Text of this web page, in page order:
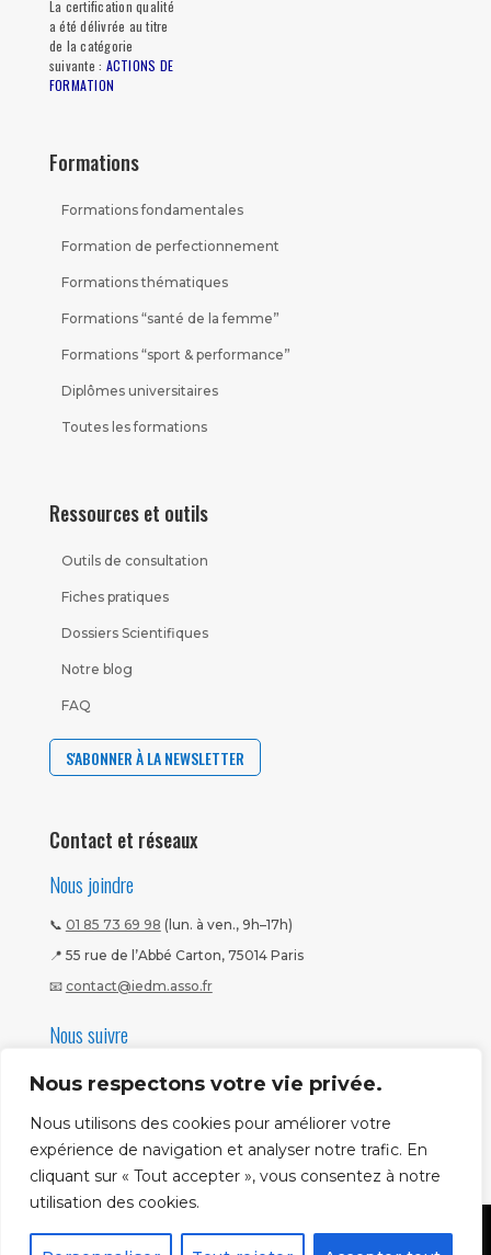
Nous respectons votre vie privée.
Nous utilisons des cookies pour améliorer votre
expérience de navigation et analyser notre trafic. En
cliquant sur « Tout accepter », vous consentez à notre
utilisation des cookies.
La certification qualité
a été délivrée au titre
de la catégorie
suivante : ACTIONS DE
FORMATION
Formations
Formations fondamentales
Formation de perfectionnement
Formations thématiques
Formations “santé de la femme”
Formations “sport & performance”
Diplômes universitaires
Toutes les formations
Ressources et outils
Outils de consultation
Fiches pratiques
Dossiers Scientifiques
Notre blog
FAQ
S'ABONNER À LA NEWSLETTER
Contact et réseaux
Nous joindre
📞 01 85 73 69 98 (lun. à ven., 9h–17h)
📍 55 rue de l’Abbé Carton, 75014 Paris
📧 contact@iedm.asso.fr
Nous suivre
Mentions légales |CGV Politique CNIL Copyright ©